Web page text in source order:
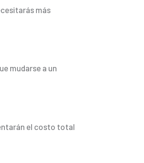
más
mudarse a un
el costo total